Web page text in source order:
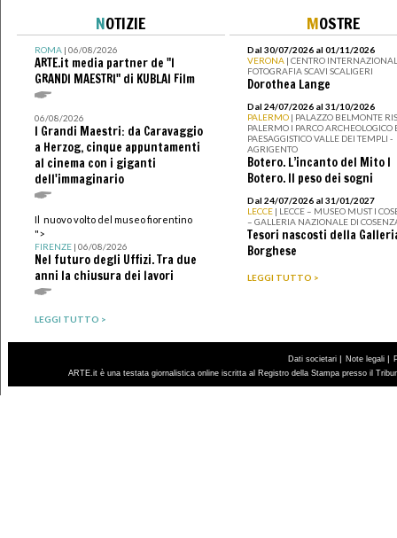
NOTIZIE
ROMA| 06/08/2026
ARTE.it media partner de "I
GRANDI MAESTRI" di KUBLAI Film
06/08/2026
I Grandi Maestri: da Caravaggio
a Herzog, cinque appuntamenti
al cinema con i giganti
dell'immaginario
Il nuovo volto del museo fiorentino
">
FIRENZE| 06/08/2026
Nel futuro degli Uffizi. Tra due
anni la chiusura dei lavori
LEGGI TUTTO >
MOSTRE
Dal 30/07/2026 al 01/11/2026
VERONA | CENTRO
FOTOGRAFIA SCAVI SCALIGERI
Dorothea Lange
Dal 24/07/2026 al 31/10/2026
PALERMO | PALAZZO BELMONTE
PALERMO I PARCO ARCHEOLOGICO
PAESAGGISTICO VALLE DEI TEMPLI -
AGRIGENTO
Botero. L’incanto del Mito I
Botero. Il peso dei sogni
Dal 24/07/2026 al 31/01/2027
LECCE | LECCE – MUSEO MUST I
– GALLERIA NAZIONALE DI
Tesori nascosti della
Borghese
LEGGI TUTTO >
Dati societari | Note legali |
ARTE.it è una testata giornalistica online iscritta al Registro della Stampa presso il